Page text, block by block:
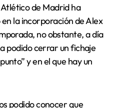
de Madrid ha
la incorporación de Alex
no obstante, a día
podido cerrar un fichaje
y en el que hay un
podido conocer que